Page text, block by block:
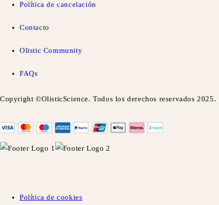
Política de cancelación
Contacto
Olistic Community
FAQs
Copyright ©OlisticScience. Todos los derechos reservados 2025.
Política de cookies